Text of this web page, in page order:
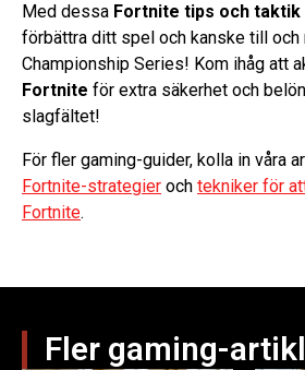
Med dessa Fortnite tips och taktik
förbättra ditt spel och kanske till och
Championship Series! Kom ihåg att
Fortnite för extra säkerhet och
slagfältet!
För fler gaming-guider, kolla in våra
Fortnite-strategier och tekniker för
Fortnite.
Fler gaming-